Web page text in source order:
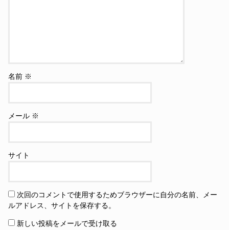
名前 ※
メール ※
サイト
次回のコメントで使用するためブラウザーに自分の名前、メー
ルアドレス、サイトを保存する。
新しい投稿をメールで受け取る